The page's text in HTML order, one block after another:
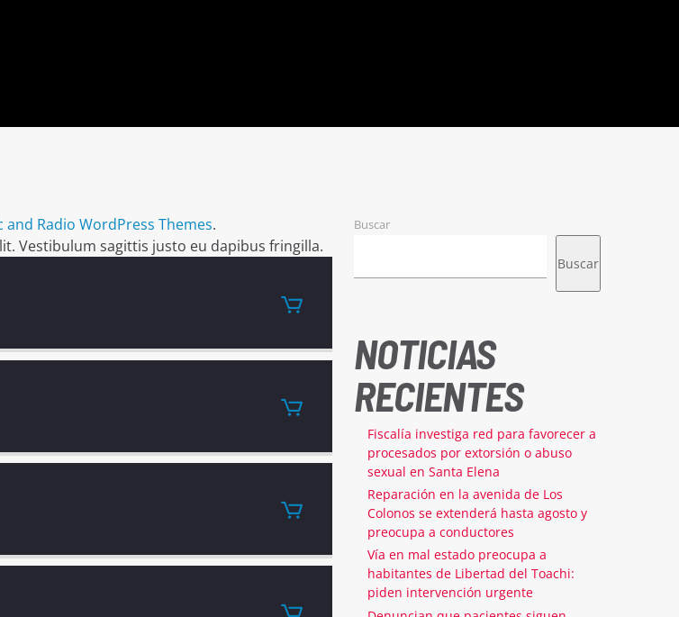
and Radio WordPress Themes.
Vestibulum sagittis justo eu dapibus fringilla.
Buscar
Buscar
NOTICIAS
RECIENTES
Fiscalía investiga red para favorecer a
procesados por extorsión o abuso
sexual en Santa Elena
Reparación en la avenida de Los
Colonos se extenderá hasta agosto y
preocupa a conductores
Vía en mal estado preocupa a
habitantes de Libertad del Toachi:
piden intervención urgente